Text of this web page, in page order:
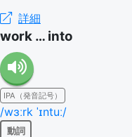
詳細
work … into
IPA（発音記号）
/wɜːrk ˈɪntuː/
動詞